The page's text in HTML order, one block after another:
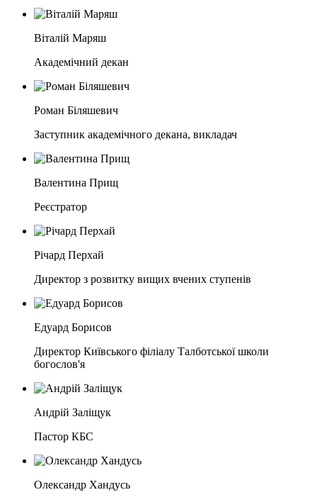
Віталій Маряш
Академічний декан
Роман Біляшевич
Заступник академічного декана, викладач
Валентина Прищ
Реєстратор
Річард Перхай
Директор з розвитку вищих вчених ступенів
Едуард Борисов
Директор Київського філіалу Талботської школи
богослов'я
Андрій Заліщук
Пастор КБС
Олександр Хандусь